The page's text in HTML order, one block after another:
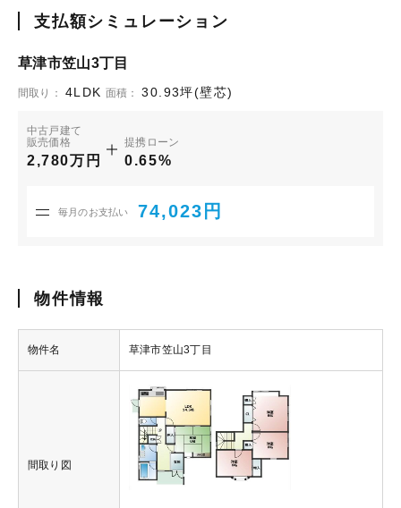
支払額シミュレーション
草津市笠山3丁目
間取り： 4LDK 面積： 30.93坪(壁芯)
中古戸建て
販売価格
2,780万円
提携ローン
0.65%
毎月のお支払い 74,023円
物件情報
物件名 草津市笠山3丁目
間取り図